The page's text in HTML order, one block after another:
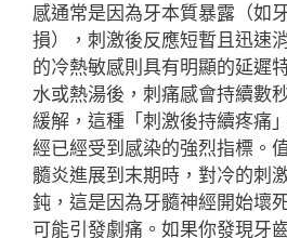
感通常是因為牙本質暴露（如
損），刺激後反應短暫且迅速
的冷熱敏感則具有明顯的延遲
水或熱湯後，刺痛感會持續數
緩解，這種「刺激後持續疼痛
經已經受到感染的強烈指標。
髓炎進展到末期時，對冷的刺
鈍，這是因為牙髓神經開始壞
可能引發劇痛。如果你發現牙